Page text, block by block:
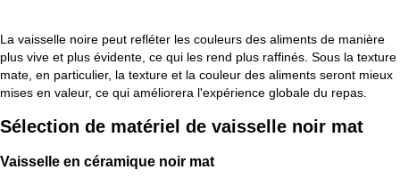
La vaisselle noire peut refléter les couleurs des aliments de manière
plus vive et plus évidente, ce qui les rend plus raffinés. Sous la texture
mate, en particulier, la texture et la couleur des aliments seront mieux
mises en valeur, ce qui améliorera l'expérience globale du repas.
Sélection de matériel de vaisselle noir mat
Vaisselle en céramique noir mat